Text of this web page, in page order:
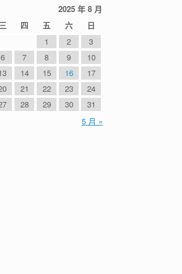
2025 年 8 月
三 四 五 六
日
1
2
3
6 7 8 9
10
14 15 16
17
21 22 23
24
28 29 30
31
5 月 »